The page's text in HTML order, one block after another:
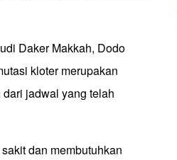
Daker Makkah, Dodo
kloter merupakan
jadwal yang telah
dan membutuhkan